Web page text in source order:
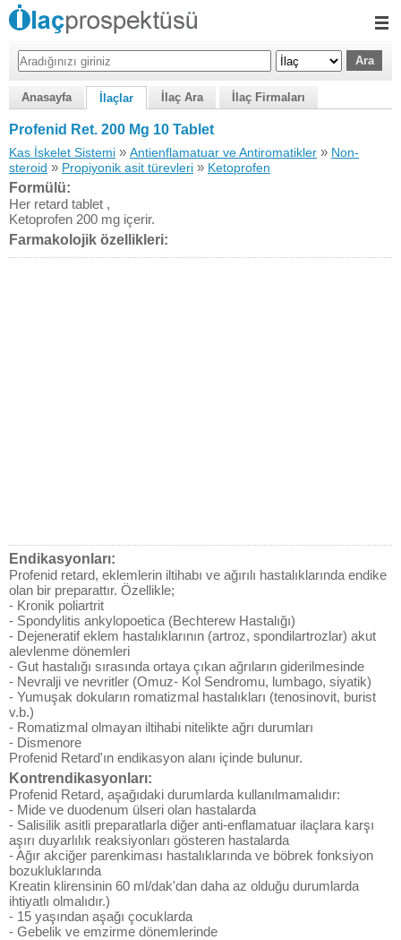
Anasayfa İlaçlar İlaç Ara İlaç Firmaları
Profenid Ret. 200 Mg 10 Tablet
Kas İskelet Sistemi » Antienflamatuar ve Antiromatikler » Non-
steroid » Propiyonik asit türevleri » Ketoprofen
Formülü:
Her retard tablet ,
Ketoprofen 200 mg içerir.
Farmakolojik özellikleri:
Endikasyonları:
Profenid retard, eklemlerin iltihabı ve ağırılı hastalıklarında endike
olan bir preparattır. Özellikle;
- Kronik poliartrit
- Spondylitis ankylopoetica (Bechterew Hastalığı)
- Dejeneratif eklem hastalıklarının (artroz, spondilartrozlar) akut
alevlenme dönemleri
- Gut hastalığı sırasında ortaya çıkan ağrıların giderilmesinde
- Nevralji ve nevritler (Omuz- Kol Sendromu, lumbago, siyatik)
- Yumuşak dokuların romatizmal hastalıkları (tenosinovit, burist
v.b.)
- Romatizmal olmayan iltihabi nitelikte ağrı durumları
- Dismenore
Profenid Retard'ın endikasyon alanı içinde bulunur.
Kontrendikasyonları:
Profenid Retard, aşağıdaki durumlarda kullanılmamalıdır:
- Mide ve duodenum ülseri olan hastalarda
- Salisilik asitli preparatlarla diğer anti-enflamatuar ilaçlara karşı
aşırı duyarlılık reaksiyonları gösteren hastalarda
- Ağır akciğer parenkiması hastalıklarında ve böbrek fonksiyon
bozukluklarında
Kreatin klirensinin 60 ml/dak'dan daha az olduğu durumlarda
ihtiyatlı olmalıdır.)
- 15 yaşından aşağı çocuklarda
- Gebelik ve emzirme dönemlerinde